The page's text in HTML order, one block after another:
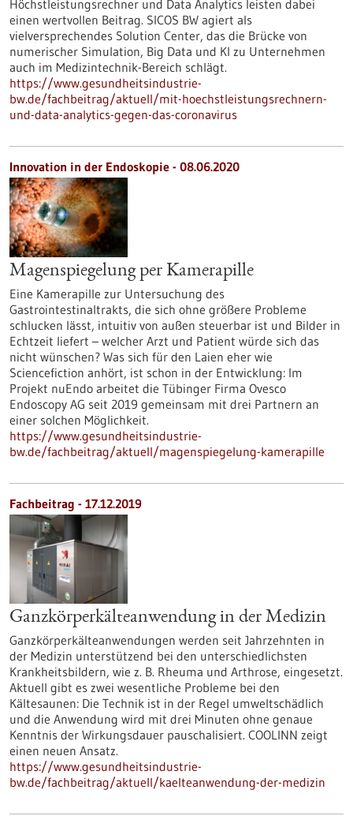
Höchstleistungsrechner und Data Analytics leisten dabei
einen wertvollen Beitrag. SICOS BW agiert als
vielversprechendes Solution Center, das die Brücke von
numerischer Simulation, Big Data und KI zu Unternehmen
auch im Medizintechnik-Bereich schlägt.
https://www.gesundheitsindustrie-
bw.de/fachbeitrag/aktuell/mit-hoechstleistungsrechnern-
und-data-analytics-gegen-das-coronavirus
Innovation in der Endoskopie - 08.06.2020
Magenspiegelung per Kamerapille
Eine Kamerapille zur Untersuchung des
Gastrointestinaltrakts, die sich ohne größere Probleme
schlucken lässt, intuitiv von außen steuerbar ist und Bilder in
Echtzeit liefert – welcher Arzt und Patient würde sich das
nicht wünschen? Was sich für den Laien eher wie
Sciencefiction anhört, ist schon in der Entwicklung: Im
Projekt nuEndo arbeitet die Tübinger Firma Ovesco
Endoscopy AG seit 2019 gemeinsam mit drei Partnern an
einer solchen Möglichkeit.
https://www.gesundheitsindustrie-
bw.de/fachbeitrag/aktuell/magenspiegelung-kamerapille
Fachbeitrag - 17.12.2019
Ganzkörperkälteanwendung in der Medizin
Ganzkörperkälteanwendungen werden seit Jahrzehnten in
der Medizin unterstützend bei den unterschiedlichsten
Krankheitsbildern, wie z. B. Rheuma und Arthrose, eingesetzt.
Aktuell gibt es zwei wesentliche Probleme bei den
Kältesaunen: Die Technik ist in der Regel umweltschädlich
und die Anwendung wird mit drei Minuten ohne genaue
Kenntnis der Wirkungsdauer pauschalisiert. COOLINN zeigt
einen neuen Ansatz.
https://www.gesundheitsindustrie-
bw.de/fachbeitrag/aktuell/kaelteanwendung-der-medizin